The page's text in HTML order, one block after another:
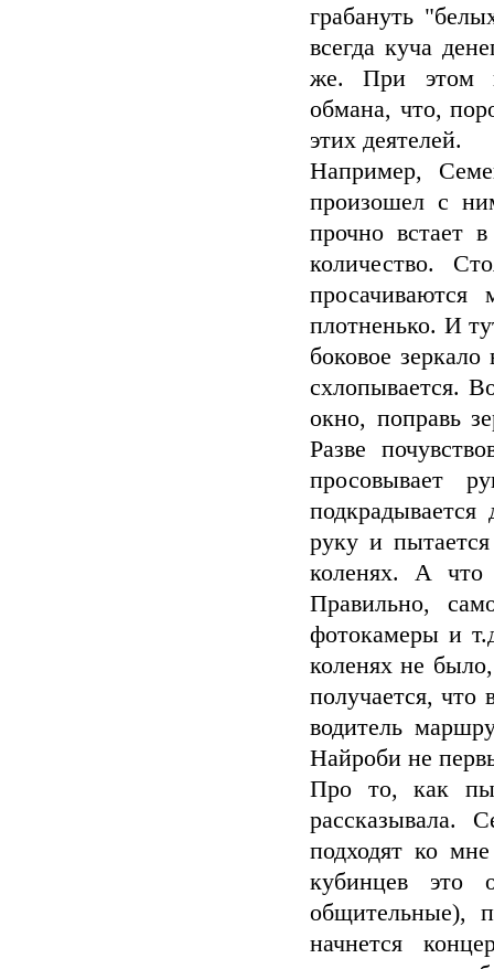
грабануть
всегда куча
же. При этом
обмана, что,
этих деятелей.
Например,
произошел с
прочно встает
количество.
плотненько. И
боковое
схлопывается.
окно, поправь
Разве
просовывает
руку и
коленях. А
Правильно,
фотокамеры и
коленях не
получается,
водитель
Найроби не
Про то, как
рассказывала.
подходят ко
кубинцев это
общительные),
начнется